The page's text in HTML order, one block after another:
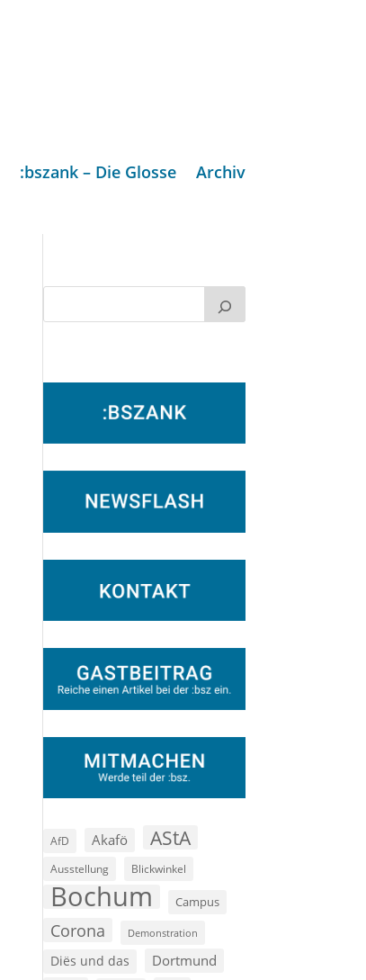
:bszank – Die Glosse Archiv
AfD Akafö AStA
Ausstellung Blickwinkel
Bochum Campus
Corona Demonstration
Diës und das Dortmund